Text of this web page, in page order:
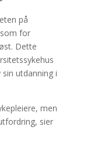
på
for
Dette
sin utdanning i
men
sier